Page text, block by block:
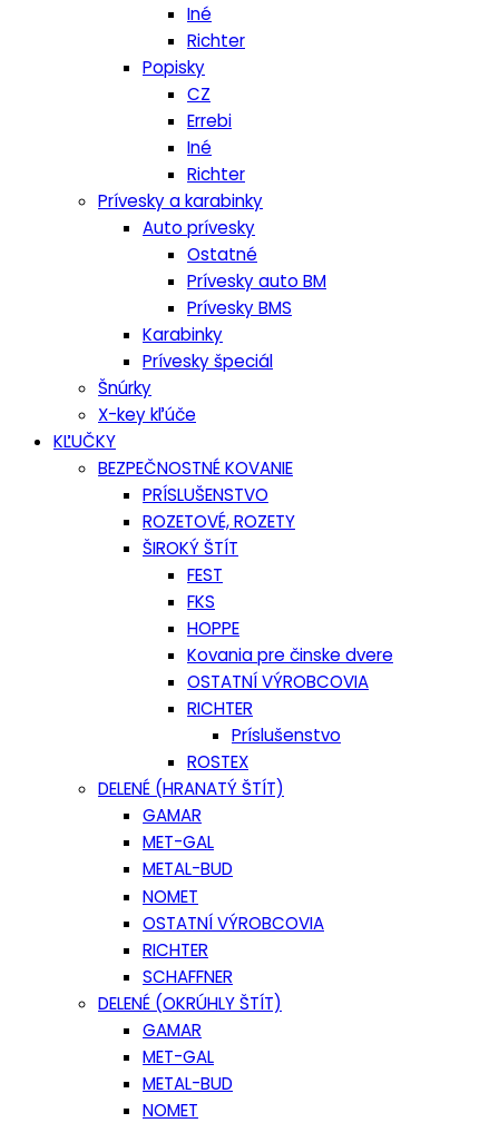
Iné
Richter
Popisky
CZ
Errebi
Iné
Richter
Prívesky a karabinky
Auto prívesky
Ostatné
Prívesky auto BM
Prívesky BMS
Karabinky
Prívesky špeciál
Šnúrky
X-key kľúče
KĽUČKY
BEZPEČNOSTNÉ KOVANIE
PRÍSLUŠENSTVO
ROZETOVÉ, ROZETY
ŠIROKÝ ŠTÍT
FEST
FKS
HOPPE
Kovania pre činske dvere
OSTATNÍ VÝROBCOVIA
RICHTER
Príslušenstvo
ROSTEX
DELENÉ (HRANATÝ ŠTÍT)
GAMAR
MET-GAL
METAL-BUD
NOMET
OSTATNÍ VÝROBCOVIA
RICHTER
SCHAFFNER
DELENÉ (OKRÚHLY ŠTÍT)
GAMAR
MET-GAL
METAL-BUD
NOMET